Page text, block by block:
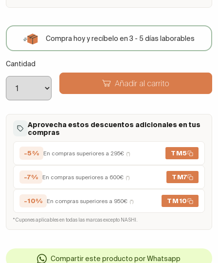
Compra hoy y recíbelo en 3 - 5 días laborables
Cantidad
Añadir al carrito
Aprovecha estos descuentos adicionales en tus
compras
-5% En compras superiores a 295€ (*) TM5
-7% En compras superiores a 600€ (*) TM7
-10% En compras superiores a 950€ (*) TM10
* Cupones aplicables en todas las marcas excepto NASHI.
Compartir este producto por Whatsapp